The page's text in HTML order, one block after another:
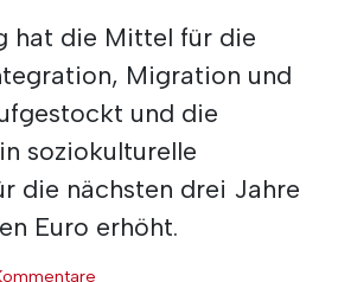
hat die Mittel für die
Migration und
und die
soziokulturelle
die nächsten drei Jahre
Euro erhöht.